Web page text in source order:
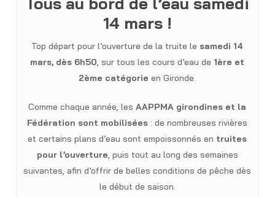
14 mars !
Top départ pour l’ouverture de la truite le samedi 14
mars, dès 6h50, sur tous les cours d’eau de 1ère et
2ème catégorie en Gironde.
Comme chaque année, lesAAPPMA girondines et la
Fédération sont mobilisées : de nombreuses rivières
et certains plans d’eau sont empoissonnés en truites
pour l’ouverture, puis tout au long des semaines
suivantes, afin d’offrir de belles conditions de pêche dès
le début de saison.